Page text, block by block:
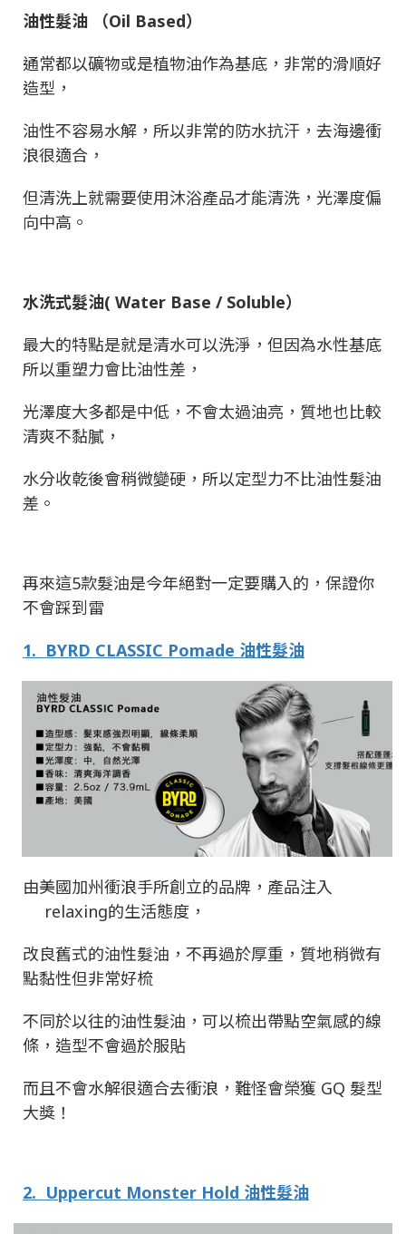
油性髮油 （Oil Based）
通常都以礦物或是植物油作為基底，非常的滑順好
造型，
油性不容易水解，所以非常的防水抗汗，去海邊衝
浪很適合，
但清洗上就需要使用沐浴產品才能清洗，光澤度偏
向中高。
水洗式髮油( Water Base / Soluble）
最大的特點是就是清水可以洗淨，但因為水性基底
所以重塑力會比油性差，
光澤度大多都是中低，不會太過油亮，質地也比較
清爽不黏膩，
水分收乾後會稍微變硬，所以定型力不比油性髮油
差。
再來這5款髮油是今年絕對一定要購入的，保證你
不會踩到雷
1. BYRD CLASSIC Pomade 油性髮油
由美國加州衝浪手所創立的品牌，產品注入
relaxing的生活態度，
改良舊式的油性髮油，不再過於厚重，質地稍微有
點黏性但非常好梳
不同於以往的油性髮油，可以梳出帶點空氣感的線
條，造型不會過於服貼
而且不會水解很適合去衝浪，難怪會榮獲 GQ 髮型
大獎！
2. Uppercut Monster Hold 油性髮油